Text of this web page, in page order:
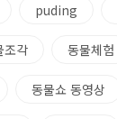
puding
조각 동물체험
동물쇼 동영상